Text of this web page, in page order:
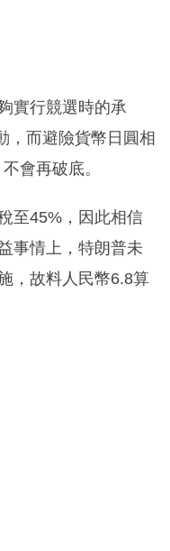
實行競選時的承
，而避險貨幣日圓相
會再破底。
至45%，因此相信
事情上，特朗普未
，故料人民幣6.8算